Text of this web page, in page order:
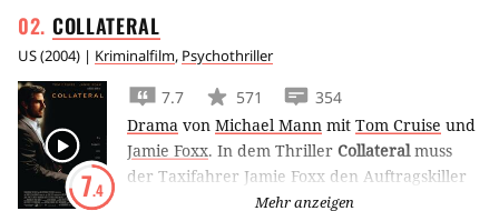
COLLATERAL
US(2004) | Kriminalfilm, Psychothriller
7.4
7.7 571
354
Drama von Michael Mann mit Tom Cruise und
Jamie Foxx. In dem Thriller Collateralmuss
der Taxifahrer Jamie Foxx den Auftragskiller
Tom Cruise quer durch Los Angeles
Mehr anzeigen